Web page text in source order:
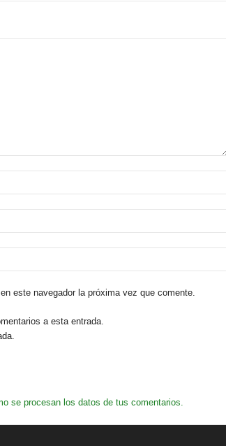
este navegador la próxima vez que comente.
a esta entrada.
se procesan los datos de tus comentarios.